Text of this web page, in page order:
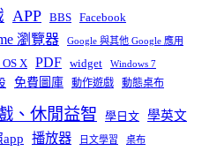
APP BBS Facebook
瀏覽器 Google 與其他 Google 應用
X PDF widget Windows 7
免費圖庫 動作遊戲 動態桌布
、休閒益智 學日文 學英文
播放器 日文學習 桌布